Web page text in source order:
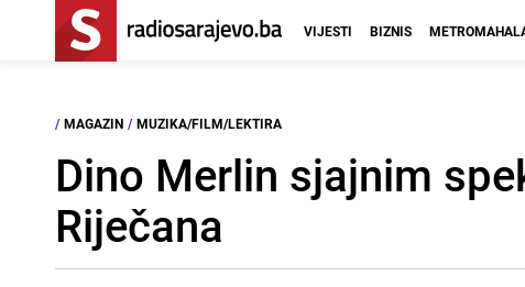
VIJESTI BIZNIS
/ MAGAZIN / MUZIKA/FILM/LEKTIRA
Dino Merlin sjajnim
Riječana